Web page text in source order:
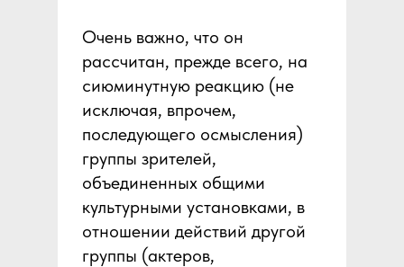
Очень важно, что он
рассчитан, прежде всего, на
сиюминутную реакцию (не
исключая, впрочем,
последующего осмысления)
группы зрителей,
объединенных общими
культурными установками, в
отношении действий другой
группы (актеров,